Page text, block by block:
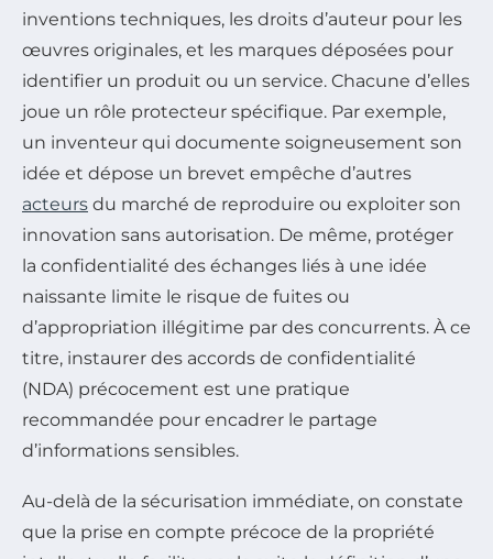
inventions techniques, les droits d’auteur pour les
œuvres originales, et les marques déposées pour
identifier un produit ou un service. Chacune d’elles
joue un rôle protecteur spécifique. Par exemple,
un inventeur qui documente soigneusement son
idée et dépose un brevet empêche d’autres
acteurs du marché de reproduire ou exploiter son
innovation sans autorisation. De même, protéger
la confidentialité des échanges liés à une idée
naissante limite le risque de fuites ou
d’appropriation illégitime par des concurrents. À ce
titre, instaurer des accords de confidentialité
(NDA) précocement est une pratique
recommandée pour encadrer le partage
d’informations sensibles.
Au-delà de la sécurisation immédiate, on constate
que la prise en compte précoce de la propriété